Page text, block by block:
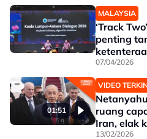
MALAYSIA
‘Track
penting
07/04/2026
01:51
VIDEO
ruang
Iran, elak
13/02/2026